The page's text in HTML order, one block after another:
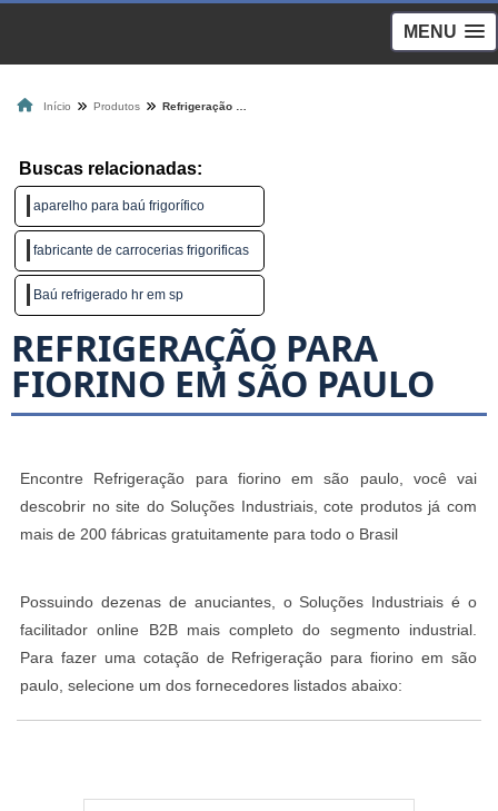
MENU
Início Produtos
Buscas relacionadas:
aparelho para baú frigorífico
fabricante de carrocerias frigorificas
Baú refrigerado hr em sp
REFRIGERAÇÃO PARA
FIORINO EM SÃO PAULO
Encontre Refrigeração para fiorino em são paulo, você vai
descobrir no site do Soluções Industriais, cote produtos já com
mais de 200 fábricas gratuitamente para todo o Brasil
Possuindo dezenas de anuciantes, o Soluções Industriais é o
facilitador online B2B mais completo do segmento industrial.
Para fazer uma cotação de Refrigeração para fiorino em são
paulo, selecione um dos fornecedores listados abaixo: